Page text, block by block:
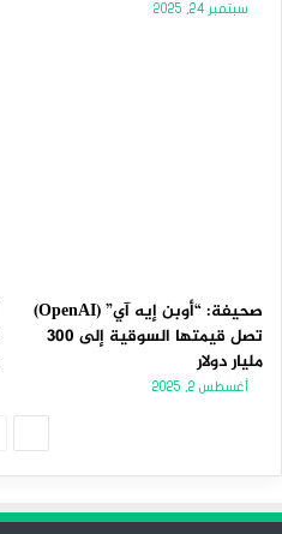
سبتمبر 24, 2025
صحيفة: “أوبن إيه آي” (OpenAI)
تصل قيمتها السوقية إلى 300
مليار دولار
أغسطس 2, 2025